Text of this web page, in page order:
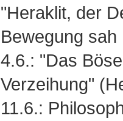
"Heraklit, der
Bewegung sah
4.6.: "Das
Verzeihung"
11.6.: